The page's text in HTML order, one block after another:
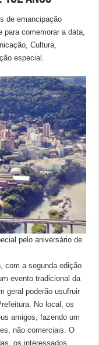
de emancipação
para comemorar a data,
Cultura,
especial.
pelo aniversário de
com a segunda edição
evento tradicional da
geral poderão usufruir
No local, os
amigos, fazendo um
não comerciais. O
os interessados